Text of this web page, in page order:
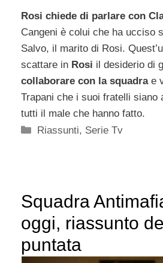
Rosi chiede di parlare con
Cangeni è colui che ha ucciso
Salvo, il marito di Rosi.
scattare in Rosi il desiderio di
collaborare con la squadra e
Trapani che i suoi fratelli siano
tutti il male che hanno fatto.
Categorie
Riassunti, Serie Tv
Squadra
oggi, riassunto
puntata